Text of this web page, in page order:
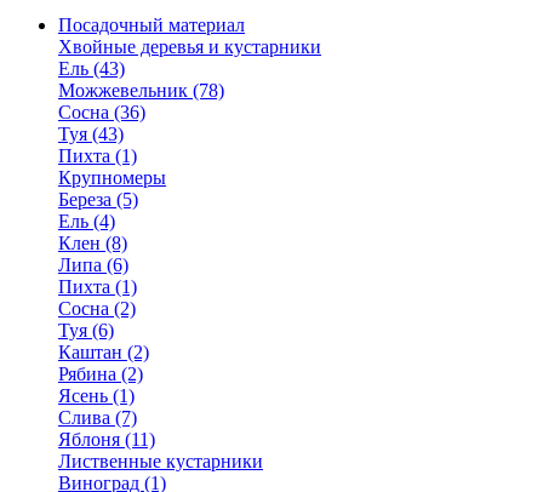
Посадочный материал
Хвойные деревья и кустарники
Ель (43)
Можжевельник (78)
Сосна (36)
Туя (43)
Пихта (1)
Крупномеры
Береза (5)
Ель (4)
Клен (8)
Липа (6)
Пихта (1)
Сосна (2)
Туя (6)
Каштан (2)
Рябина (2)
Ясень (1)
Слива (7)
Яблоня (11)
Лиственные кустарники
Виноград (1)